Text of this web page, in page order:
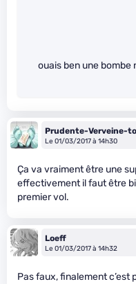
ouais ben une bombe
Prudente-Verveine-
Le 01/03/2017 à 14h30
Ça va vraiment être une
effectivement il faut être
premier vol.
Loeff
Le 01/03/2017 à 14h32
Pas faux, finalement c’est